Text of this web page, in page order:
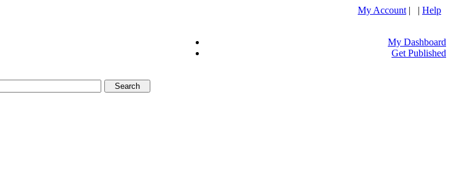
My Account | | Help
My Dashboard
Get Published